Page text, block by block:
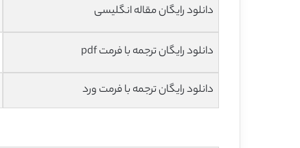
دانلود رایگان مقاله انگلیسی
دانلود رایگان ترجمه با فرمت pdf
دانلود رایگان ترجمه با فرمت ورد